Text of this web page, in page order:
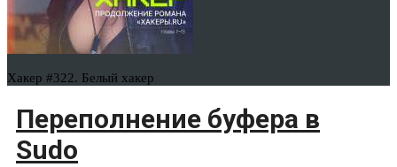
Хакер #322. Белый хакер
Переполнение буфера в
Sudo